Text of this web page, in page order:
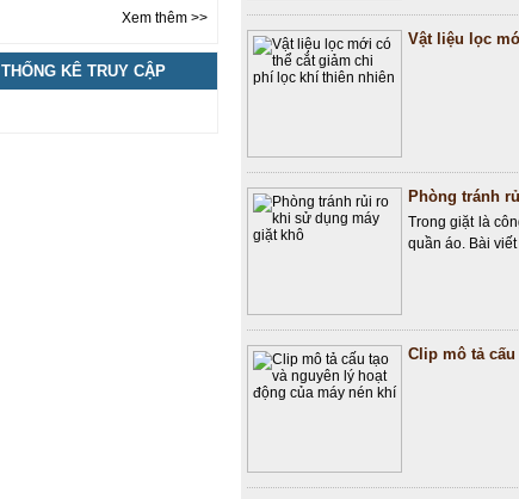
Xem thêm >>
THỐNG KÊ TRUY CẬP
Vật liệu lọc
Phòng tránh
Trong giặt là
quần áo. Bài
Clip mô tả